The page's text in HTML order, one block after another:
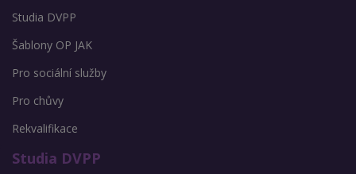
Studia DVPP
Šablony OP JAK
Pro sociální služby
Pro chůvy
Rekvalifikace
Studia DVPP